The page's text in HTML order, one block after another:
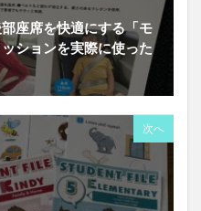
座席を快適にする「モ
ションを実際に使った
次へ